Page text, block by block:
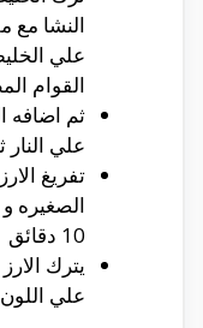
النشا مع
علي
القوام
ثم اضافه
علي النار
تفريغ
الصغيره
10 دقائق
يترك
علي